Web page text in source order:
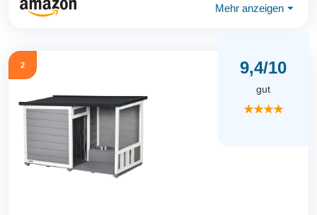
Mehr anzeigen ⏷
2 9,4/10
gut
★★★★